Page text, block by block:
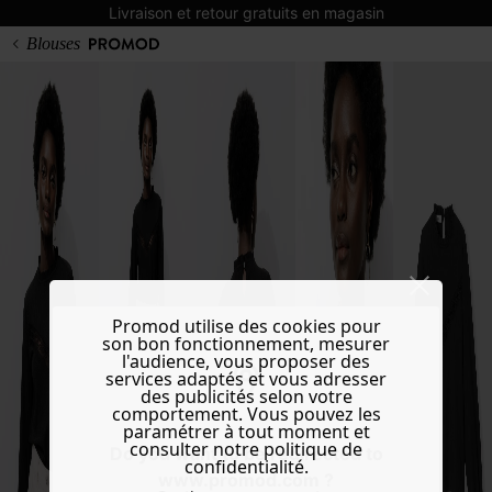
Livraison et retour gratuits en magasin
Do you want to be redirected to
www.promod.com ?
Blouses
Promod utilise des cookies pour
son bon fonctionnement, mesurer
l'audience, vous proposer des
services adaptés et vous adresser
des publicités selon votre
comportement. Vous pouvez les
paramétrer à tout moment et
consulter notre politique de
confidentialité.